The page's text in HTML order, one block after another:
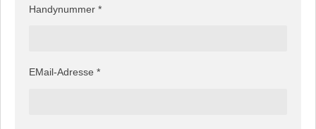
Handynummer *
EMail-Adresse *